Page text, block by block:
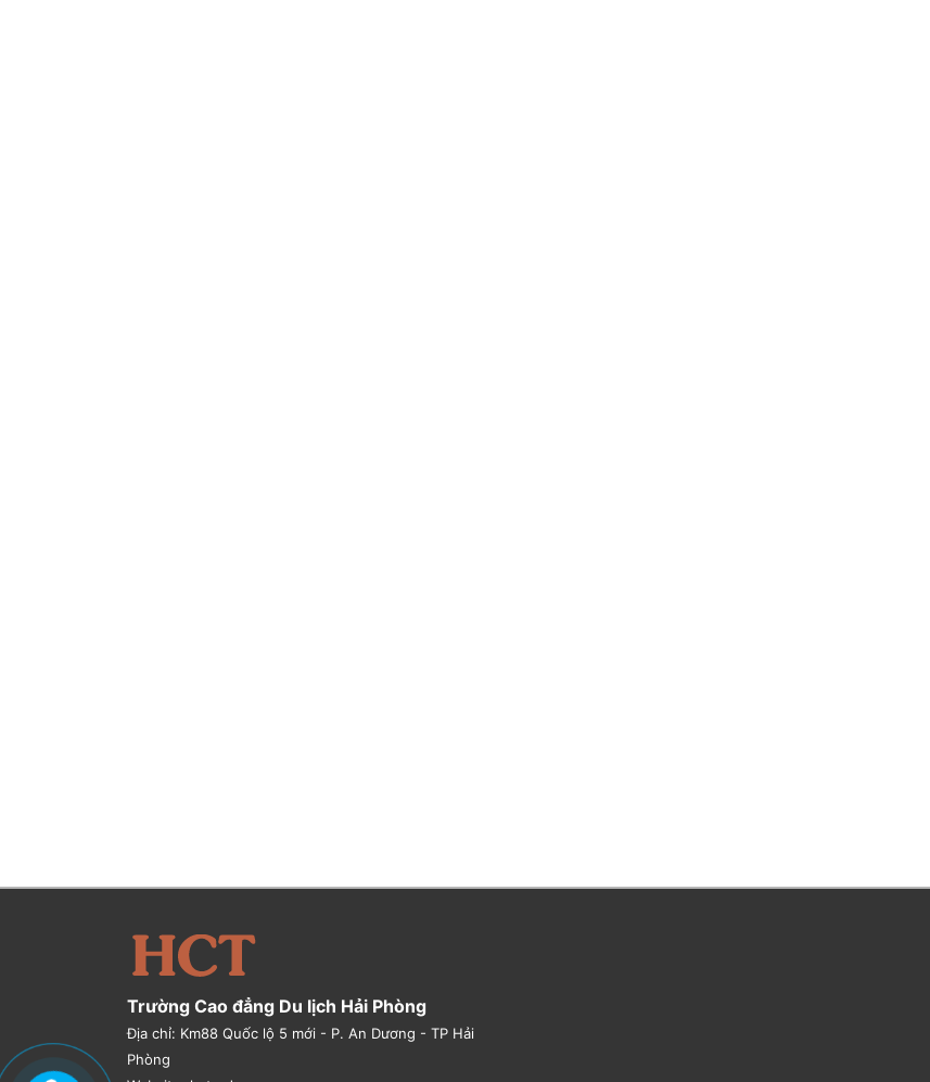
Trường Cao đẳng Du lịch Hải Phòng
Địa chỉ: Km88 Quốc lộ 5 mới - P. An Dương - TP Hải
Phòng